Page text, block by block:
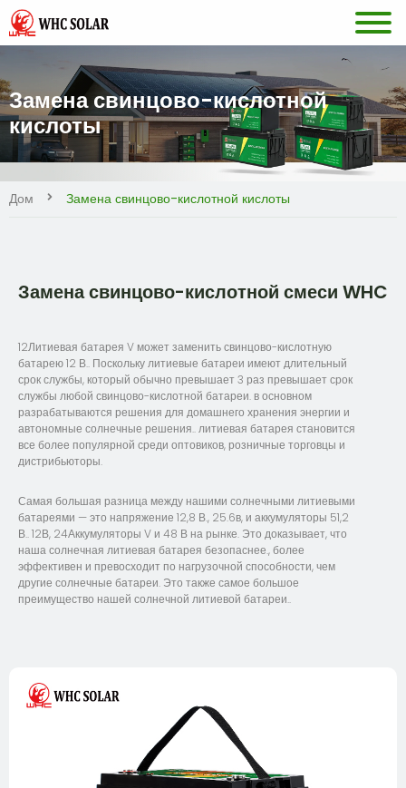
Замена свинцово-кислотной
кислоты
Дом Замена свинцово-кислотной кислоты
Замена свинцово-кислотной смеси WHC
12Литиевая батарея V может заменить свинцово-кислотную
батарею 12 В.. Поскольку литиевые батареи имеют длительный
срок службы, который обычно превышает 3 раз превышает срок
службы любой свинцово-кислотной батареи. в основном
разрабатываются решения для домашнего хранения энергии и
автономные солнечные решения.. литиевая батарея становится
все более популярной среди оптовиков, розничные торговцы и
дистрибьюторы.
Самая большая разница между нашими солнечными литиевыми
батареями — это напряжение 12,8 В., 25.6в, и аккумуляторы 51,2
В.. 12В, 24Аккумуляторы V и 48 В на рынке. Это доказывает, что
наша солнечная литиевая батарея безопаснее., более
эффективен и превосходит по нагрузочной способности, чем
другие солнечные батареи. Это также самое большое
преимущество нашей солнечной литиевой батареи..